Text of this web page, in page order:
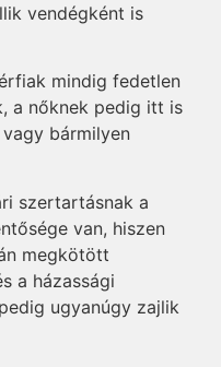
vendégként is
mindig fedetlen
a nőknek pedig itt is
bármilyen
szertartásnak a
van, hiszen
megkötött
a házassági
ugyanúgy zajlik